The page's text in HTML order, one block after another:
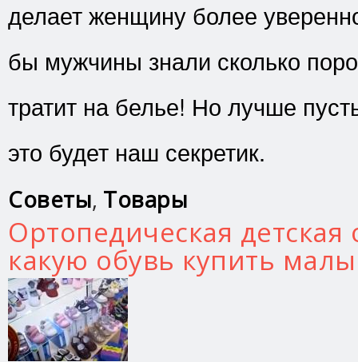
делает женщину более
бы мужчины знали сколько
тратит на белье! Но лучше
это будет наш секретик.
Советы, Товары
Ортопедическая детская
какую обувь купить